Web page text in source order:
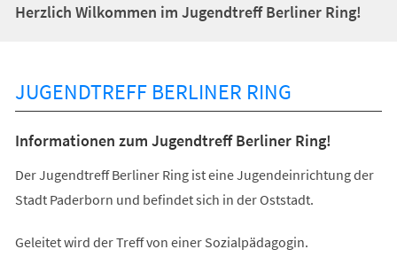
Herzlich Wilkommen im Jugendtreff Berliner Ring!
JUGENDTREFF BERLINER RING
Informationen zum Jugendtreff Berliner Ring!
Der Jugendtreff Berliner Ring ist eine Jugendeinrichtung der
Stadt Paderborn und befindet sich in der Oststadt.
Geleitet wird der Treff von einer Sozialpädagogin.